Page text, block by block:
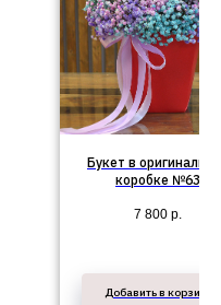
Букет в
коробке №63
7 800 р.
Добавить в корзину